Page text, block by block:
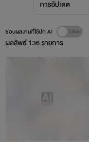
การอัปเดต
ผลลัพธ์136รายการ
ซ่อนผลงานที่ใช้ปก AI